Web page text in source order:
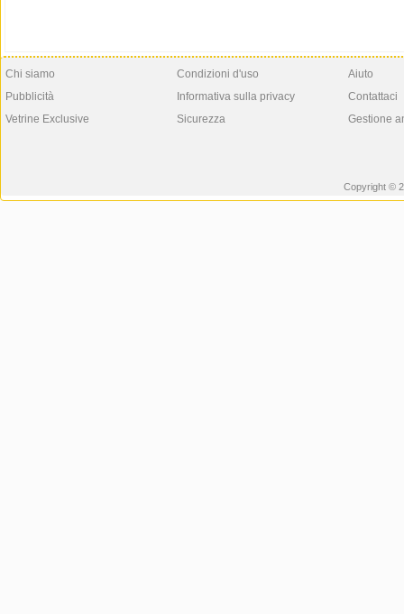
Chi siamo
Pubblicità
Vetrine Exclusive
Condizioni d'uso
Informativa sulla privacy
Sicurezza
Aiuto
Contattaci
Gestione
Copyright ©